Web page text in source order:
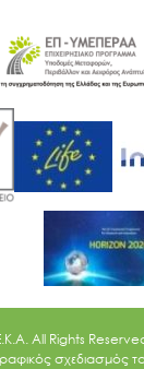
All Rights
σχεδιασμός